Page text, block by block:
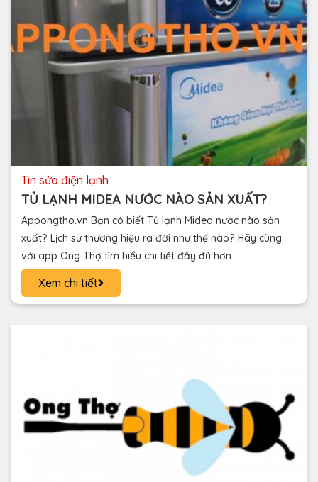
tin sửa điện lạnh
TỦ LẠNH MIDEA NƯỚC NÀO SẢN XUẤT?
Appongtho.vn Bạn có biết Tủ lạnh Midea nước nào sản
xuất? Lịch sử thương hiệu ra đời như thế nào? Hãy cùng
với app Ong Thợ tìm hiểu chi tiết đầy đủ hơn.
Xem chi tiết